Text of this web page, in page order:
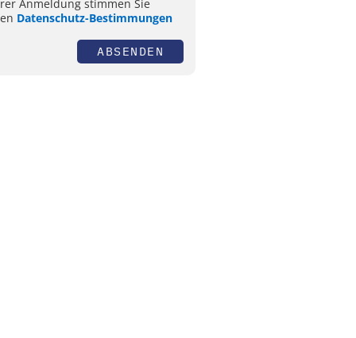
Anmeldung stimmen Sie
Datenschutz-Bestimmungen
ABSENDEN